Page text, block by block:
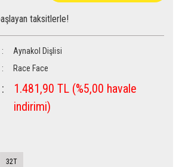
taksitlerle!
Aynakol Dişlisi
Race Face
1.481,90 TL (%5,00 havale
indirimi)
32T